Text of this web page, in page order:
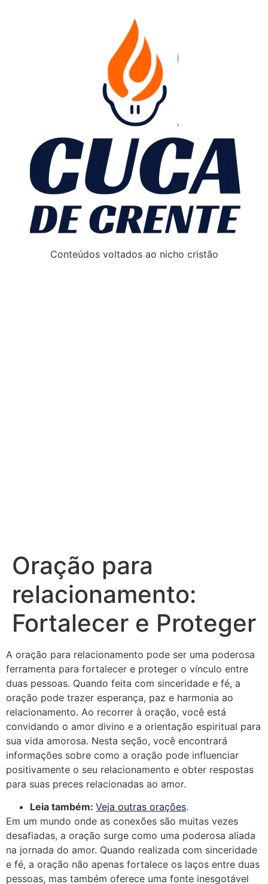
Conteúdos voltados ao nicho cristão
Oração para
relacionamento:
Fortalecer e Proteger
A oração para relacionamento pode ser uma poderosa
ferramenta para fortalecer e proteger o vínculo entre
duas pessoas. Quando feita com sinceridade e fé, a
oração pode trazer esperança, paz e harmonia ao
relacionamento. Ao recorrer à oração, você está
convidando o amor divino e a orientação espiritual para
sua vida amorosa. Nesta seção, você encontrará
informações sobre como a oração pode influenciar
positivamente o seu relacionamento e obter respostas
para suas preces relacionadas ao amor.
Leia também: Veja outras orações.
Em um mundo onde as conexões são muitas vezes
desafiadas, a oração surge como uma poderosa aliada
na jornada do amor. Quando realizada com sinceridade
e fé, a oração não apenas fortalece os laços entre duas
pessoas, mas também oferece uma fonte inesgotável